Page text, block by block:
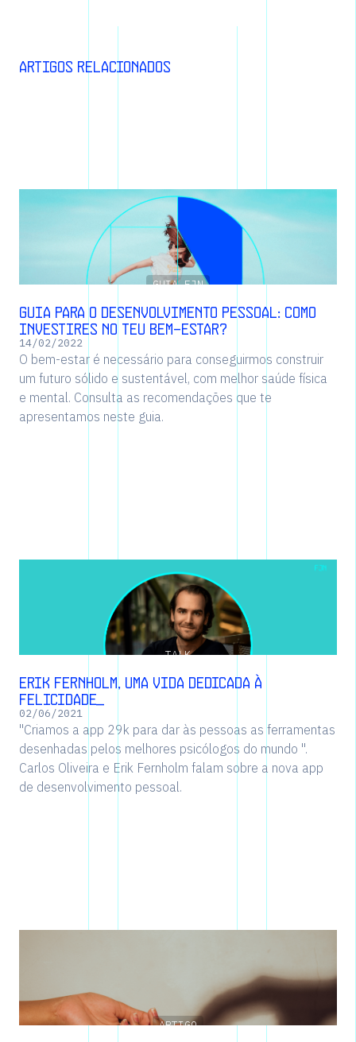
Artigos relacionados
GUIA FJN
Guia para o desenvolvimento pessoal: como
investires no teu bem-estar?
14/02/2022
O bem-estar é necessário para conseguirmos construir
um futuro sólido e sustentável, com melhor saúde física
e mental. Consulta as recomendações que te
apresentamos neste guia.
TALK
Erik Fernholm, uma vida dedicada à
felicidade_
02/06/2021
"Criamos a app 29k para dar às pessoas as ferramentas
desenhadas pelos melhores psicólogos do mundo ".
Carlos Oliveira e Erik Fernholm falam sobre a nova app
de desenvolvimento pessoal.
ARTIGO